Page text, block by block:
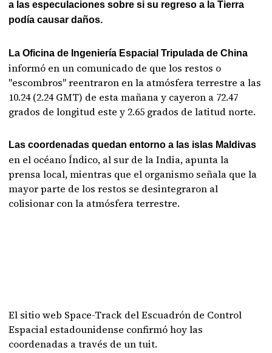
a las especulaciones sobre si su regreso a la Tierra
podía causar daños.
La Oficina de Ingeniería Espacial Tripulada de China
informó en un comunicado de que los restos o
"escombros" reentraron en la atmósfera terrestre a las
10.24 (2.24 GMT) de esta mañana y cayeron a 72.47
grados de longitud este y 2.65 grados de latitud norte.
Las coordenadas quedan entorno a las islas Maldivas
en el océano Índico, al sur de la India, apunta la
prensa local, mientras que el organismo señala que la
mayor parte de los restos se desintegraron al
colisionar con la atmósfera terrestre.
El sitio web Space-Track del Escuadrón de Control
Espacial estadounidense confirmó hoy las
coordenadas a través de un tuit.